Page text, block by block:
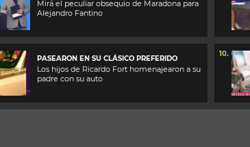
Mirá el peculiar obsequio de Maradona para
Alejandro Fantino
PASEARON EN SU CLÁSICO PREFERIDO
Los hijos de Ricardo Fort homenajearon a su
padre con su auto
10.